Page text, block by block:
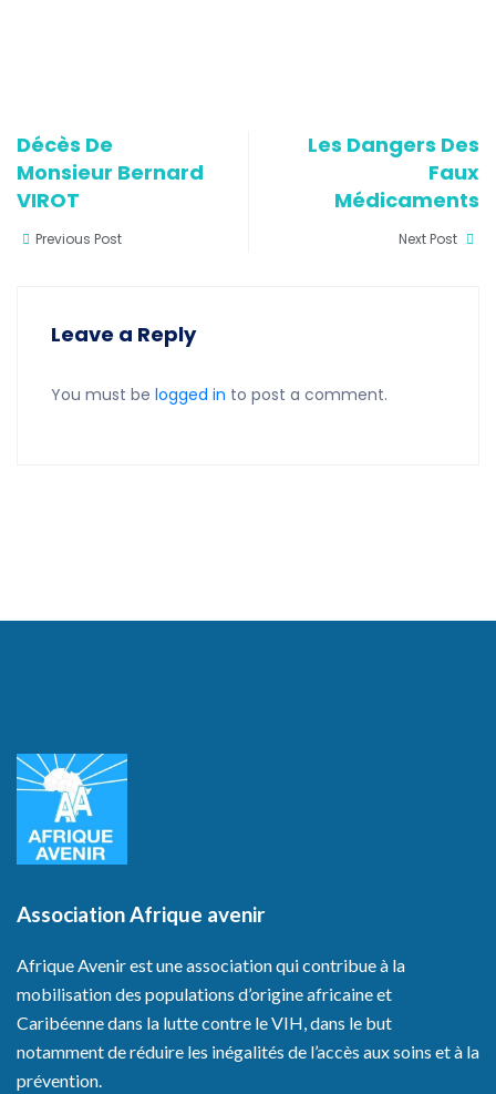
Décès De
Monsieur Bernard
VIROT
Previous Post
Les Dangers Des
Faux
Médicaments
Next Post
Leave a Reply
You must be logged in to post a comment.
Association Afrique avenir
Afrique Avenir est une association qui contribue à la
mobilisation des populations d’origine africaine et
Caribéenne dans la lutte contre le VIH, dans le but
notamment de réduire les inégalités de l’accès aux soins et à la
prévention.